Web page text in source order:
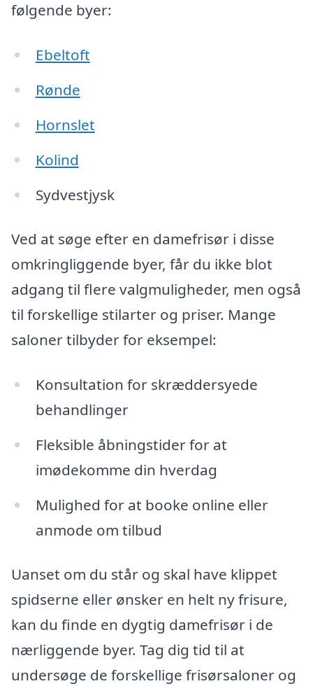
følgende byer:
Ebeltoft
Rønde
Hornslet
Kolind
Sydvestjysk
Ved at søge efter en damefrisør i disse
omkringliggende byer, får du ikke blot
adgang til flere valgmuligheder, men også
til forskellige stilarter og priser. Mange
saloner tilbyder for eksempel:
Konsultation for skræddersyede
behandlinger
Fleksible åbningstider for at
imødekomme din hverdag
Mulighed for at booke online eller
anmode om tilbud
Uanset om du står og skal have klippet
spidserne eller ønsker en helt ny frisure,
kan du finde en dygtig damefrisør i de
nærliggende byer. Tag dig tid til at
undersøge de forskellige frisørsaloner og